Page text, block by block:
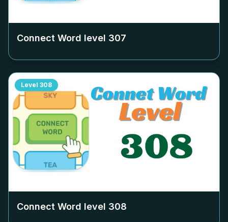
Connect Word level 307
Level 308
Connect Word level 308